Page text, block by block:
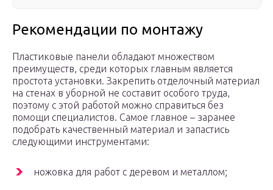
Рекомендации по монтажу
Пластиковые панели обладают множеством
преимуществ, среди которых главным является
простота установки. Закрепить отделочный материал
на стенах в уборной не составит особого труда,
поэтому с этой работой можно справиться без
помощи специалистов. Самое главное – заранее
подобрать качественный материал и запастись
следующими инструментами:
ножовка для работ с деревом и металлом;